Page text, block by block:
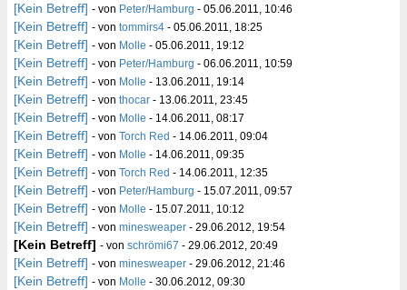
[Kein Betreff] - von Peter/Hamburg - 05.06.2011, 10:46
[Kein Betreff] - von tommirs4 - 05.06.2011, 18:25
[Kein Betreff] - von Molle - 05.06.2011, 19:12
[Kein Betreff] - von Peter/Hamburg - 06.06.2011, 10:59
[Kein Betreff] - von Molle - 13.06.2011, 19:14
[Kein Betreff] - von thocar - 13.06.2011, 23:45
[Kein Betreff] - von Molle - 14.06.2011, 08:17
[Kein Betreff] - von Torch Red - 14.06.2011, 09:04
[Kein Betreff] - von Molle - 14.06.2011, 09:35
[Kein Betreff] - von Torch Red - 14.06.2011, 12:35
[Kein Betreff] - von Peter/Hamburg - 15.07.2011, 09:57
[Kein Betreff] - von Molle - 15.07.2011, 10:12
[Kein Betreff] - von minesweaper - 29.06.2012, 19:54
[Kein Betreff] - von schrömi67 - 29.06.2012, 20:49
[Kein Betreff] - von minesweaper - 29.06.2012, 21:46
[Kein Betreff] - von Molle - 30.06.2012, 09:30